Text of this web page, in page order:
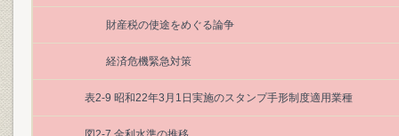
財産税の使途をめぐる論争
経済危機緊急対策
表2-9 昭和22年3月1日実施のスタンプ手形制度適用業種